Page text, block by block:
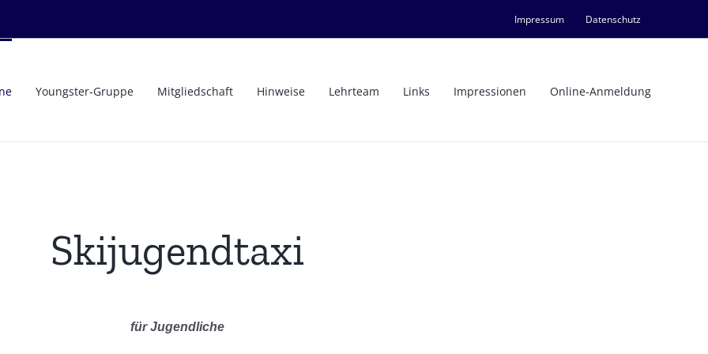
Impressum Datenschutz
Youngster-Gruppe Mitgliedschaft Hinweise Lehrteam Links Impressionen Online-Anmeldung
Skijugendtaxi
für Jugendliche